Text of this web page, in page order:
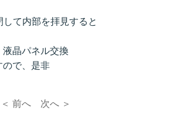
て内部を拝見すると
晶パネル交換
ので、是非
＜ 前へ 次へ ＞